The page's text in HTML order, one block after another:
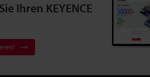
Ihren KEYENCE